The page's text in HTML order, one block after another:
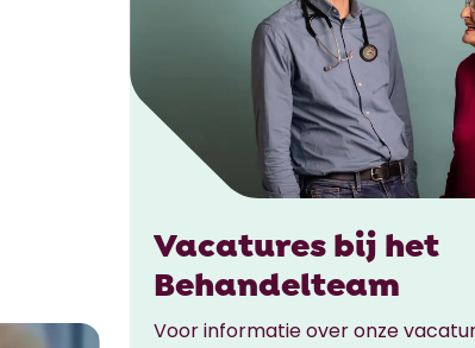
Vacatures bij het
Behandelteam
Voor informatie over onze